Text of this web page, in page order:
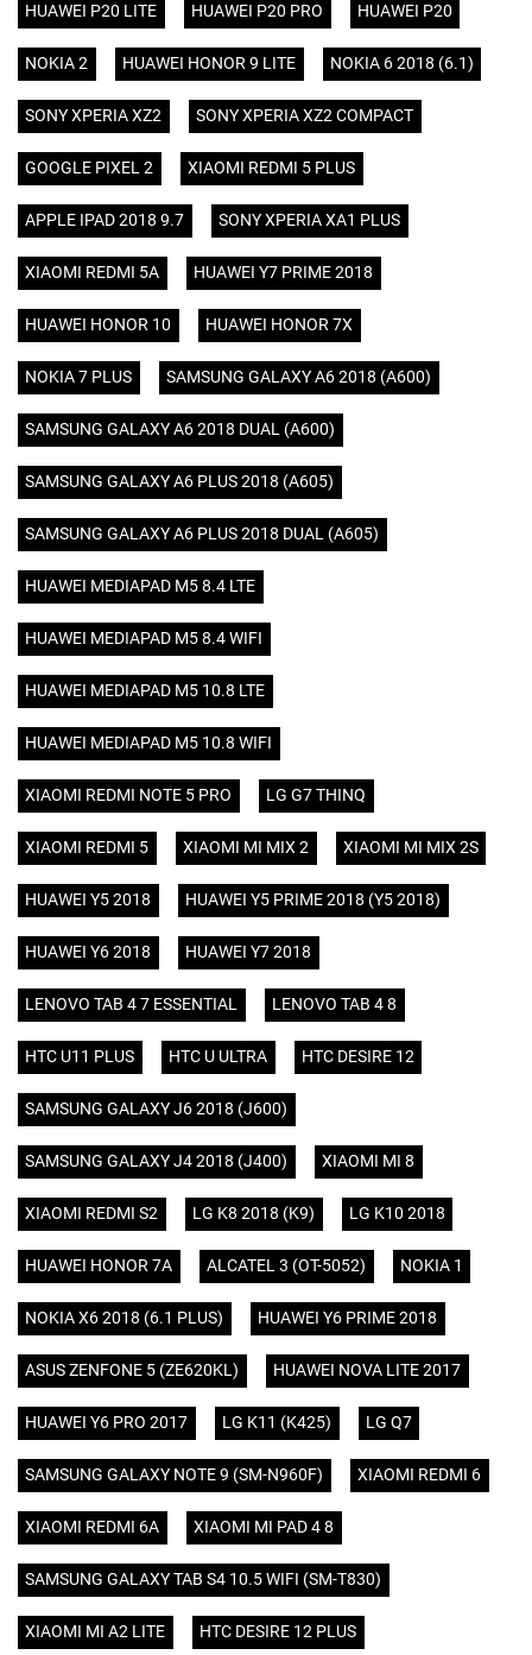
HUAWEI P20 LITE HUAWEI P20 PRO HUAWEI P20
NOKIA 2 HUAWEI HONOR 9 LITE NOKIA 6 2018 (6.1)
SONY XPERIA XZ2 SONY XPERIA XZ2 COMPACT
GOOGLE PIXEL 2 XIAOMI REDMI 5 PLUS
APPLE IPAD 2018 9.7 SONY XPERIA XA1 PLUS
XIAOMI REDMI 5A HUAWEI Y7 PRIME 2018
HUAWEI HONOR 10 HUAWEI HONOR 7X
NOKIA 7 PLUS SAMSUNG GALAXY A6 2018 (A600)
SAMSUNG GALAXY A6 2018 DUAL (A600)
SAMSUNG GALAXY A6 PLUS 2018 (A605)
SAMSUNG GALAXY A6 PLUS 2018 DUAL (A605)
HUAWEI MEDIAPAD M5 8.4 LTE
HUAWEI MEDIAPAD M5 8.4 WIFI
HUAWEI MEDIAPAD M5 10.8 LTE
HUAWEI MEDIAPAD M5 10.8 WIFI
XIAOMI REDMI NOTE 5 PRO LG G7 THINQ
XIAOMI REDMI 5 XIAOMI MI MIX 2 XIAOMI MI MIX 2S
HUAWEI Y5 2018 HUAWEI Y5 PRIME 2018 (Y5 2018)
HUAWEI Y6 2018 HUAWEI Y7 2018
LENOVO TAB 4 7 ESSENTIAL LENOVO TAB 4 8
HTC U11 PLUS HTC U ULTRA HTC DESIRE 12
SAMSUNG GALAXY J6 2018 (J600)
SAMSUNG GALAXY J4 2018 (J400) XIAOMI MI 8
XIAOMI REDMI S2 LG K8 2018 (K9) LG K10 2018
HUAWEI HONOR 7A ALCATEL 3 (OT-5052) NOKIA 1
NOKIA X6 2018 (6.1 PLUS) HUAWEI Y6 PRIME 2018
ASUS ZENFONE 5 (ZE620KL) HUAWEI NOVA LITE 2017
HUAWEI Y6 PRO 2017 LG K11 (K425) LG Q7
SAMSUNG GALAXY NOTE 9 (SM-N960F) XIAOMI REDMI 6
XIAOMI REDMI 6A XIAOMI MI PAD 4 8
SAMSUNG GALAXY TAB S4 10.5 WIFI (SM-T830)
XIAOMI MI A2 LITE HTC DESIRE 12 PLUS